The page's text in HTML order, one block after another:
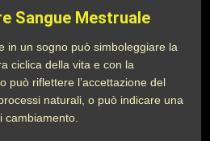
Sangue Mestruale
in un sogno può simboleggiare la
ciclica della vita e con la
può riflettere l’accettazione del
naturali, o può indicare una
cambiamento.